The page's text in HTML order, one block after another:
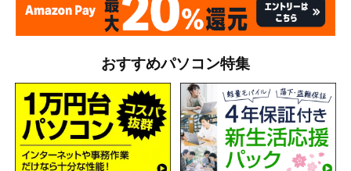
おすすめパソコン特集